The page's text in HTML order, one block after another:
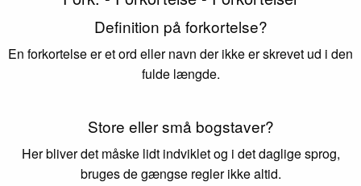
Definition på forkortelse?
En forkortelse er et ord eller navn der ikke er skrevet ud i den
fulde længde.
Store eller små bogstaver?
Her bliver det måske lidt indviklet og i det daglige sprog,
bruges de gængse regler ikke altid.